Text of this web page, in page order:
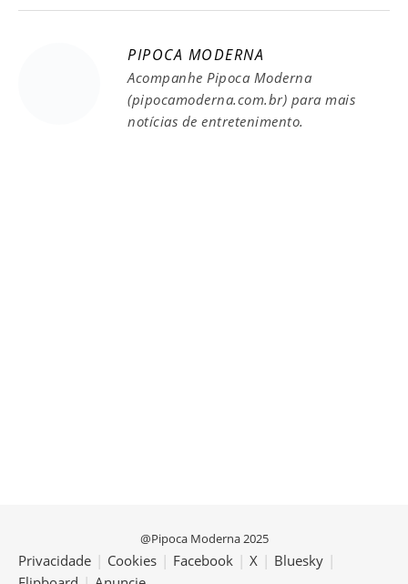
PIPOCA MODERNA
Acompanhe Pipoca Moderna
(pipocamoderna.com.br) para mais
notícias de entretenimento.
@Pipoca Moderna 2025
Privacidade | Cookies | Facebook | X | Bluesky |